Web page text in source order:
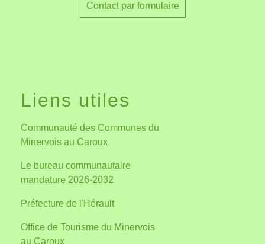
Contact par formulaire
Liens utiles
Communauté des Communes du
Minervois au Caroux
Le bureau communautaire
mandature 2026-2032
Préfecture de l'Hérault
Office de Tourisme du Minervois
au Caroux